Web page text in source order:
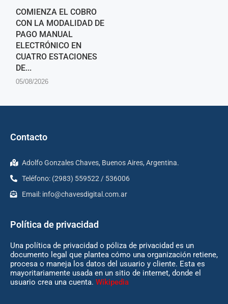
COMIENZA EL COBRO
CON LA MODALIDAD DE
PAGO MANUAL
ELECTRÓNICO EN
CUATRO ESTACIONES
DE...
05/08/2026
Contacto
Adolfo Gonzales Chaves, Buenos Aires, Argentina.
Teléfono: (2983) 559522 / 536006
Email: info@chavesdigital.com.ar
Política de privacidad
Una política de privacidad o póliza de privacidad es un
documento legal que plantea cómo una organización retiene,
procesa o maneja los datos del usuario y cliente. Esta es
mayoritariamente usada en un sitio de internet, donde el
usuario crea una cuenta. Wikipedia